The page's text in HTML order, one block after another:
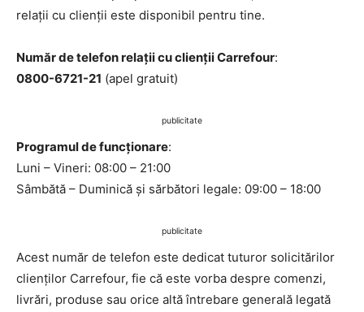
relații cu clienții este disponibil pentru tine.
Număr de telefon relații cu clienții Carrefour:
0800-6721-21 (apel gratuit)
publicitate
Programul de funcționare:
Luni – Vineri: 08:00 – 21:00
Sâmbătă – Duminică și sărbători legale: 09:00 – 18:00
publicitate
Acest număr de telefon este dedicat tuturor solicitărilor
clienților Carrefour, fie că este vorba despre comenzi,
livrări, produse sau orice altă întrebare generală legată